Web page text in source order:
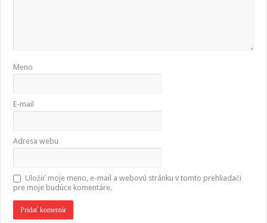
Meno
E-mail
Adresa webu
Uložiť moje meno, e-mail a webovú stránku v tomto prehliadači
pre moje budúce komentáre.